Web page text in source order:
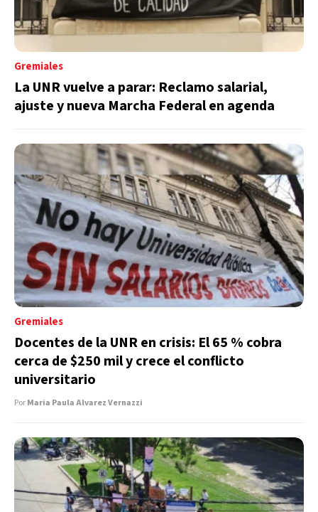
Gremiales
La UNR vuelve a parar: Reclamo salarial,
ajuste y nueva Marcha Federal en agenda
Gremiales
Docentes de la UNR en crisis: El 65 % cobra
cerca de $250 mil y crece el conflicto
universitario
PorMaria Paula Alvarez Vernazzi